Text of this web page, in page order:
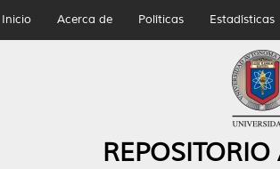
Inicio Acerca de Políticas Estadísticas